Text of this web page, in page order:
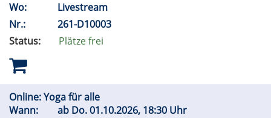
Wo:
Livestream
Nr.:
261-D10003
Status:
Plätze frei
Online: Yoga für alle
Wann:
ab Do.01.10.2026, 18:30 Uhr